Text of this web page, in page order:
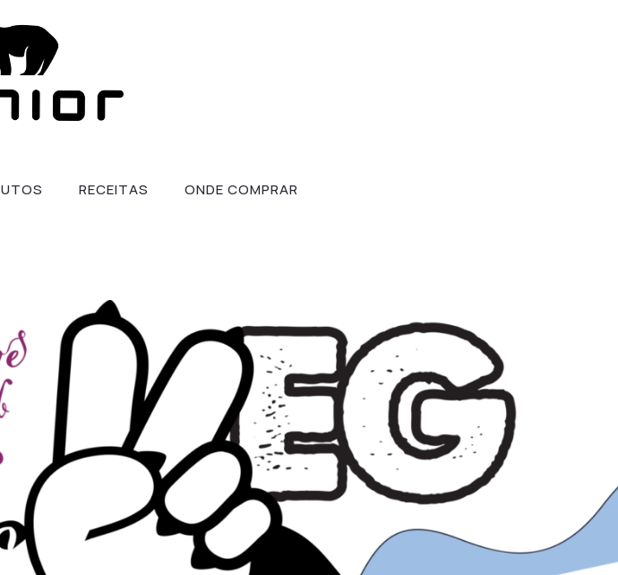
RECEITAS ONDE COMPRAR